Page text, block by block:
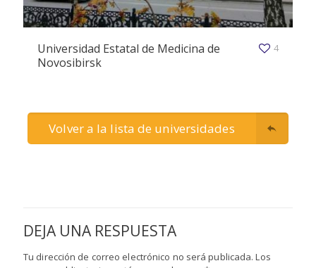
Universidad Estatal de Medicina de
Novosibirsk
4
Volver a la lista de universidades
DEJA UNA RESPUESTA
Tu dirección de correo electrónico no será publicada. Los